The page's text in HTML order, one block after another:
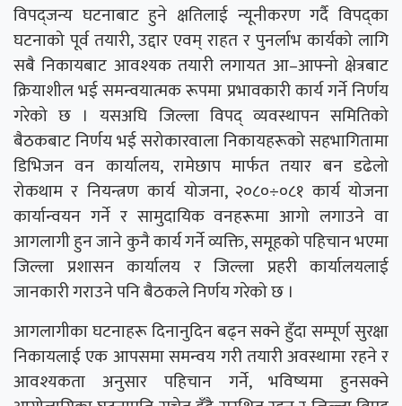
विपद्जन्य घटनाबाट हुने क्षतिलाई न्यूनीकरण गर्दै विपद्का
घटनाको पूर्व तयारी, उद्दार एवम् राहत र पुनर्लाभ कार्यको लागि
सबै निकायबाट आवश्यक तयारी लगायत आ–आफ्नो क्षेत्रबाट
क्रियाशील भई समन्वयात्मक रूपमा प्रभावकारी कार्य गर्ने निर्णय
गरेको छ । यसअघि जिल्ला विपद् व्यवस्थापन समितिको
बैठकबाट निर्णय भई सरोकारवाला निकायहरूको सहभागितामा
डिभिजन वन कार्यालय, रामेछाप मार्फत तयार बन डढेलो
रोकथाम र नियन्त्रण कार्य योजना, २०८०÷०८१ कार्य योजना
कार्यान्वयन गर्ने र सामुदायिक वनहरूमा आगो लगाउने वा
आगलागी हुन जाने कुनै कार्य गर्ने व्यक्ति, समूहको पहिचान भएमा
जिल्ला प्रशासन कार्यालय र जिल्ला प्रहरी कार्यालयलाई
जानकारी गराउने पनि बैठकले निर्णय गरेको छ ।
आगलागीका घटनाहरू दिनानुदिन बढ्न सक्ने हुँदा सम्पूर्ण सुरक्षा
निकायलाई एक आपसमा समन्वय गरी तयारी अवस्थामा रहने र
आवश्यकता अनुसार पहिचान गर्ने, भविष्यमा हुनसक्ने